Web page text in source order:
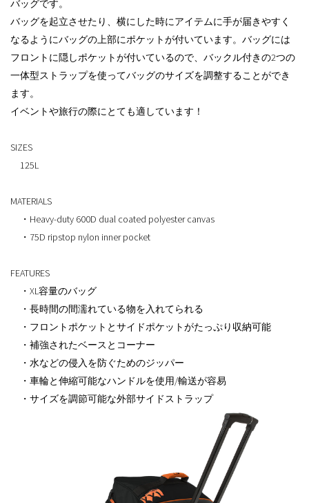
バッグです。
バッグを起立させたり、横にした時にアイテムに手が届きやすく
なるようにバッグの上部にポケットが付いています。バッグには
フロントに隠しポケットが付いているので、バックル付きの2つの
一体型ストラップを使ってバッグのサイズを調整することができ
ます。
イベントや旅行の際にとても適しています！
SIZES
125L
MATERIALS
・Heavy-duty 600D dual coated polyester canvas
・75D ripstop nylon inner pocket
FEATURES
・XL容量のバッグ
・長時間の間濡れている物を入れてられる
・フロントポケットとサイドポケットがたっぷり収納可能
・補強されたベースとコーナー
・水などの侵入を防ぐためのジッパー
・車輪と伸縮可能なハンドルを使用/輸送が容易
・サイズを調節可能な外部サイドストラップ